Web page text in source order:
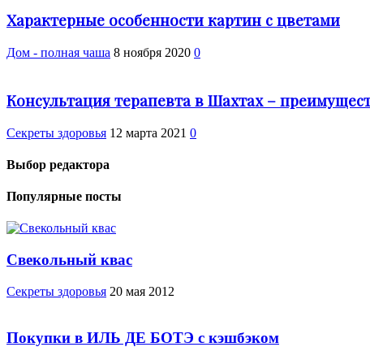
Характерные особенности картин с цветами
Дом - полная чаша 8 ноября 2020 0
Консультация терапевта в Шахтах –
Cекреты здоровья 12 марта 2021 0
Выбор редактора
Популярные посты
Свекольный квас
Cекреты здоровья 20 мая 2012
Покупки в ИЛЬ ДЕ БОТЭ с кэшбэком